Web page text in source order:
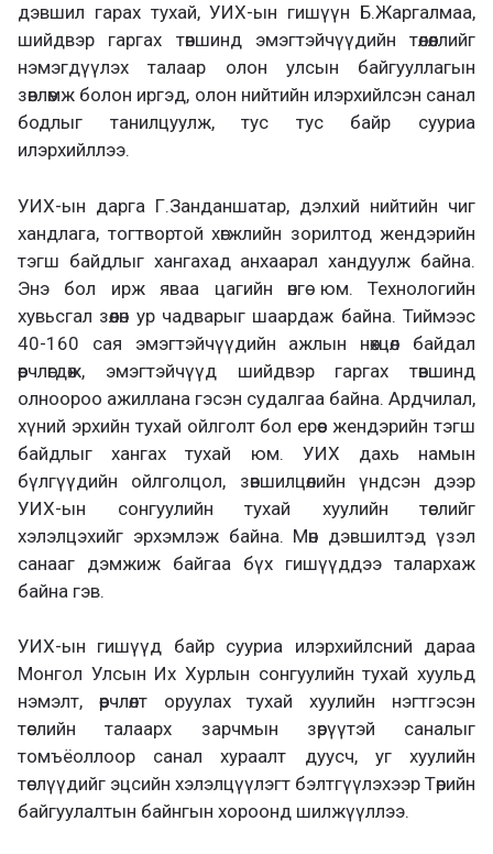
дэвшил гарах тухай, УИХ-ын гишүүн Б.Жаргалмаа,
шийдвэр гаргах төвшинд эмэгтэйчүүдийн төлөөллийг
нэмэгдүүлэх талаар олон улсын байгууллагын
зөвлөмж болон иргэд, олон нийтийн илэрхийлсэн санал
бодлыг танилцуулж, тус тус байр сууриа
илэрхийллээ.
УИХ-ын дарга Г.Занданшатар, дэлхий нийтийн чиг
хандлага, тогтвортой хөгжлийн зорилтод жендэрийн
тэгш байдлыг хангахад анхаарал хандуулж байна.
Энэ бол ирж яваа цагийн өнгө юм. Технологийн
хувьсгал зөөлөн ур чадварыг шаардаж байна. Тиймээс
40-160 сая эмэгтэйчүүдийн ажлын нөхцөл байдал
өөрчлөгдөж, эмэгтэйчүүд шийдвэр гаргах төвшинд
олноороо ажиллана гэсэн судалгаа байна. Ардчилал,
хүний эрхийн тухай ойлголт бол ерөөс жендэрийн тэгш
байдлыг хангах тухай юм. УИХ дахь намын
бүлгүүдийн ойлголцол, зөвшилцөлийн үндсэн дээр
УИХ-ын сонгуулийн тухай хуулийн төслийг
хэлэлцэхийг эрхэмлэж байна. Мөн дэвшилтэд үзэл
санааг дэмжиж байгаа бүх гишүүддээ талархаж
байна гэв.
УИХ-ын гишүүд байр сууриа илэрхийлсний дараа
Монгол Улсын Их Хурлын сонгуулийн тухай хуульд
нэмэлт, өөрчлөлт оруулах тухай хуулийн нэгтгэсэн
төслийн талаарх зарчмын зөрүүтэй саналыг
томъёоллоор санал хураалт дуусч, уг хуулийн
төслүүдийг эцсийн хэлэлцүүлэгт бэлтгүүлэхээр Төрийн
байгуулалтын байнгын хороонд шилжүүллээ.